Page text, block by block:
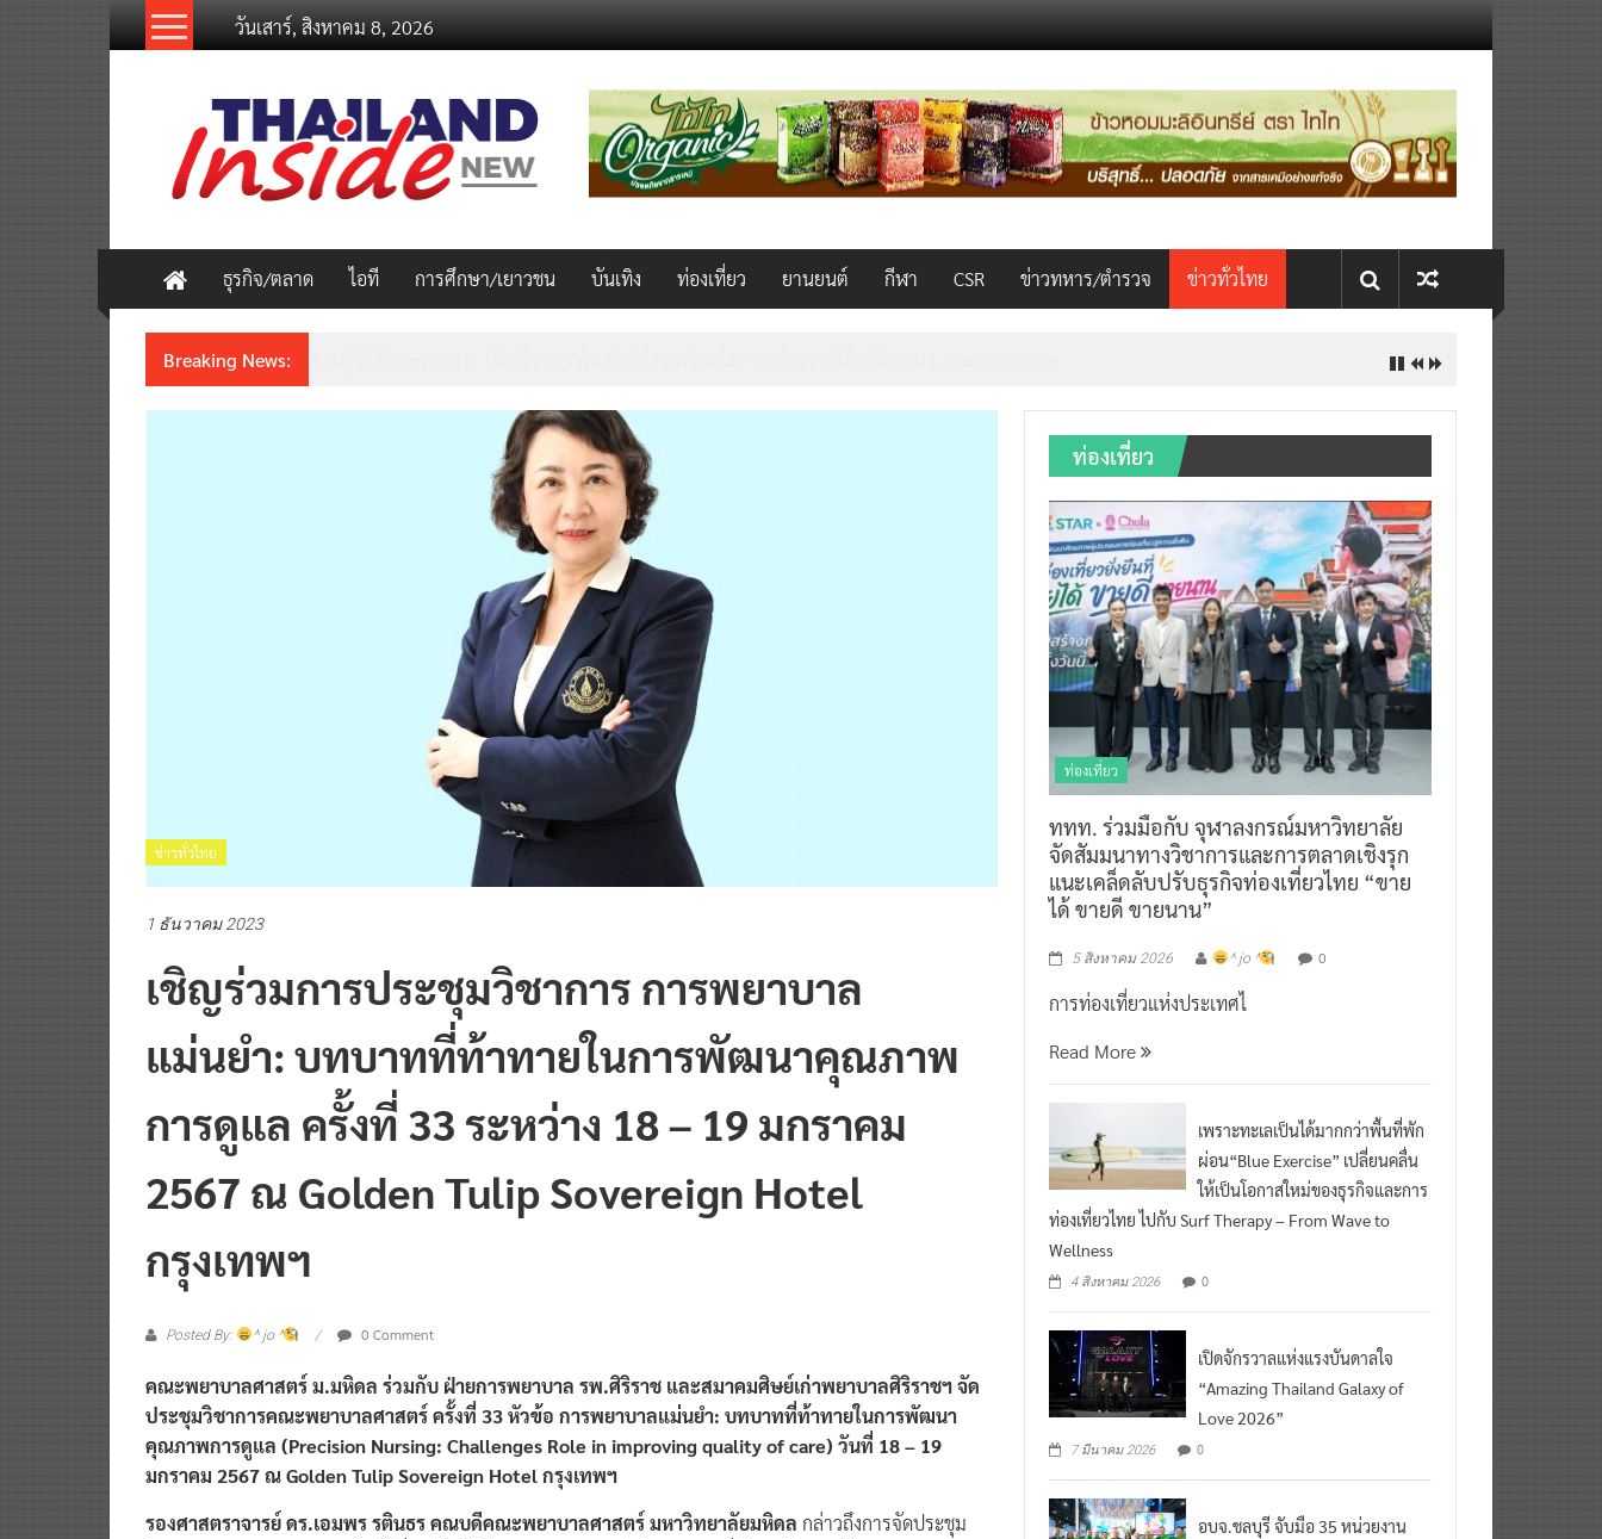
วันเสาร์, สิงหาคม 8, 2026
thailandinsidenew.com
Thailand
Inside
New
ธุรกิจ/ตลาด ไอที การศึกษา/เยาวชน บันเทิง ท่องเที่ยว ยานยนต์ กีฬา CSR ข่าวทหาร/ตำรวจ ข่าวทั่วไทย
Breaking News:
ข่าวทั่วไทย
1 ธันวาคม 2023
เชิญร่วมการประชุมวิชาการ การพยาบาล
แม่นยำ: บทบาทที่ท้าทายในการพัฒนาคุณภาพ
การดูแล ครั้งที่ 33 ระหว่าง 18 – 19 มกราคม
2567 ณ Golden Tulip Sovereign Hotel
กรุงเทพฯ
Posted By: ^ jo ^ 0 Comment
คณะพยาบาลศาสตร์ ม.มหิดล ร่วมกับ ฝ่ายการพยาบาล รพ.ศิริราช และสมาคมศิษย์เก่าพยาบาลศิริราชฯ จัด
ประชุมวิชาการคณะพยาบาลศาสตร์ ครั้งที่ 33 หัวข้อ การพยาบาลแม่นยำ: บทบาทที่ท้าทายในการพัฒนา
คุณภาพการดูแล (Precision Nursing: Challenges Role in improving quality of care) วันที่ 18 – 19
มกราคม 2567 ณ Golden Tulip Sovereign Hotel กรุงเทพฯ
รองศาสตราจารย์ ดร.เอมพร รตินธร คณบดีคณะพยาบาลศาสตร์ มหาวิทยาลัยมหิดล กล่าวถึงการจัดประชุม
ท่องเที่ยว
ท่องเที่ยว
ททท. ร่วมมือกับ จุฬาลงกรณ์มหาวิทยาลัย
จัดสัมมนาทางวิชาการและการตลาดเชิงรุก
แนะเคล็ดลับปรับธุรกิจท่องเที่ยวไทย “ขาย
ได้ ขายดี ขายนาน”
5 สิงหาคม 2026 ^ jo ^ 0
การท่องเที่ยวแห่งประเทศไ
Read More
เพราะทะเลเป็นได้มากกว่าพื้นที่พัก
ผ่อน“Blue Exercise” เปลี่ยนคลื่น
ให้เป็นโอกาสใหม่ของธุรกิจและการ
ท่องเที่ยวไทย ไปกับ Surf Therapy – From Wave to
Wellness
4 สิงหาคม 2026 0
เปิดจักรวาลแห่งแรงบันดาลใจ
“Amazing Thailand Galaxy of
Love 2026”
7 มีนาคม 2026 0
อบจ.ชลบุรี จับมือ 35 หน่วยงาน